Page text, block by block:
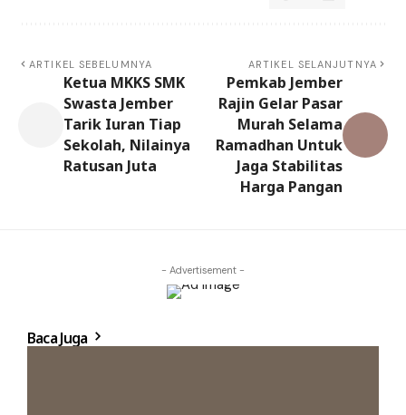
ARTIKEL SEBELUMNYA
Ketua MKKS SMK
Swasta Jember
Tarik Iuran Tiap
Sekolah, Nilainya
Ratusan Juta
ARTIKEL SELANJUTNYA
Pemkab Jember
Rajin Gelar Pasar
Murah Selama
Ramadhan Untuk
Jaga Stabilitas
Harga Pangan
- Advertisement -
Baca Juga